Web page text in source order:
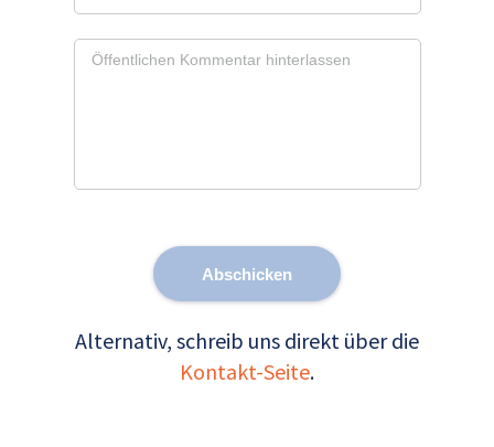
Abschicken
Alternativ, schreib uns direkt über die
Kontakt-Seite.